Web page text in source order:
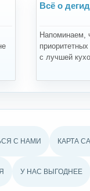
Всё о
Напоминаем,
с лучшей
С НАМИ КАРТА
У НАС ВЫГОДНЕЕ